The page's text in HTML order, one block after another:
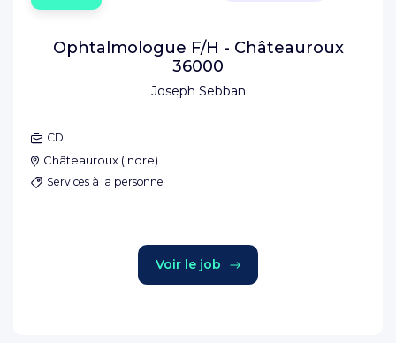
Joseph Sebban
Ophtalmologue F/H - Châteauroux
36000
CDI
Châteauroux (Indre)
Services à la personne
Voir le job